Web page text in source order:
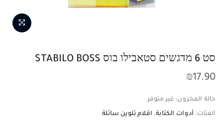
סט 6 מדגשים סטאבילו בוס STABILO BOSS
₪17.90
حالة المخزون: غير متوفر
الفئات: أدوات الكتابة, اقلام تلوين سائلة